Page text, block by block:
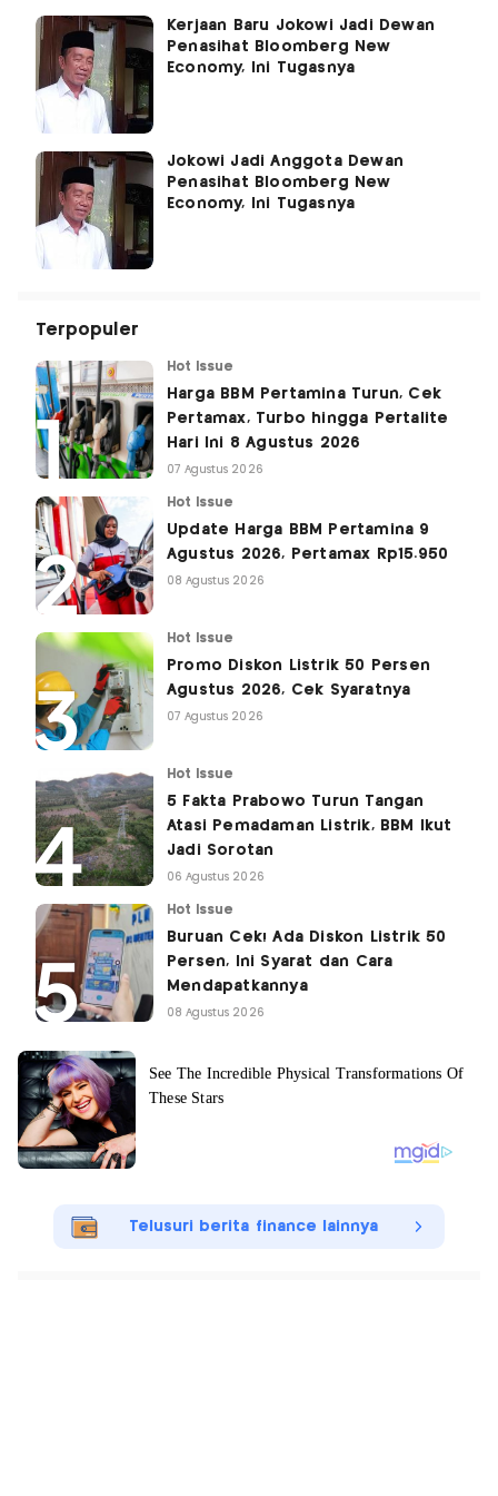
Kerjaan Baru Jokowi Jadi Dewan
Penasihat Bloomberg New
Economy, Ini Tugasnya
Jokowi Jadi Anggota Dewan
Penasihat Bloomberg New
Economy, Ini Tugasnya
Terpopuler
Hot Issue
Harga BBM Pertamina Turun, Cek
Pertamax, Turbo hingga Pertalite
Hari Ini 8 Agustus 2026
07 Agustus 2026
Hot Issue
Update Harga BBM Pertamina 9
Agustus 2026, Pertamax Rp15.950
08 Agustus 2026
Hot Issue
Promo Diskon Listrik 50 Persen
Agustus 2026, Cek Syaratnya
07 Agustus 2026
Hot Issue
5 Fakta Prabowo Turun Tangan
Atasi Pemadaman Listrik, BBM Ikut
Jadi Sorotan
06 Agustus 2026
Hot Issue
Buruan Cek! Ada Diskon Listrik 50
Persen, Ini Syarat dan Cara
Mendapatkannya
08 Agustus 2026
Telusuri berita finance lainnya